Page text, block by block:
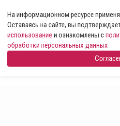
На информационном ресурсе
Оставаясь на сайте, вы
использование и ознакомлены с
обработки персональных данных